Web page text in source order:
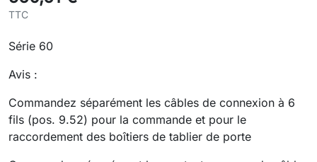
TTC
Série 60
Avis :
Commandez séparément les câbles de connexion à 6
fils (pos. 9.52) pour la commande et pour le
raccordement des boîtiers de tablier de porte